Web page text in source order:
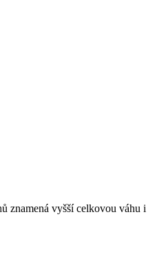
znamená vyšší celkovou váhu i